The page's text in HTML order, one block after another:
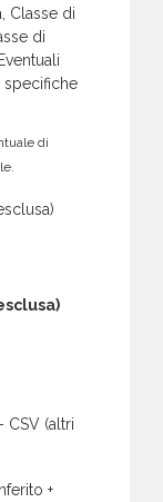
Classe di
di
specifiche
di
CSV (altri
+